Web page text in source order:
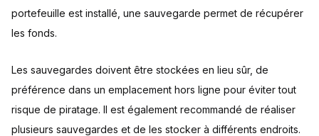
portefeuille est installé, une sauvegarde permet de récupérer
les fonds.
Les sauvegardes doivent être stockées en lieu sûr, de
préférence dans un emplacement hors ligne pour éviter tout
risque de piratage. Il est également recommandé de réaliser
plusieurs sauvegardes et de les stocker à différents endroits.